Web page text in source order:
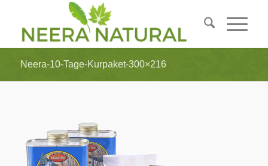
Neera-10-Tage-Kurpaket-300×216